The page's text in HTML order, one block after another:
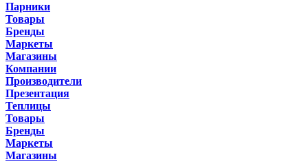
Парники
Товары
Бренды
Маркеты
Магазины
Компании
Производители
Презентация
Теплицы
Товары
Бренды
Маркеты
Магазины